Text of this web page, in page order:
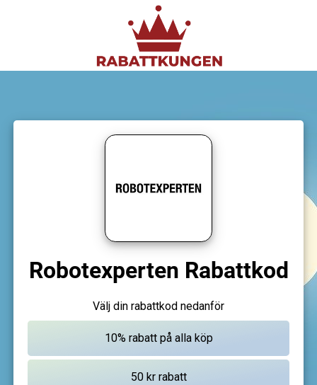
Robotexperten Rabattkod
Välj din rabattkod nedanför